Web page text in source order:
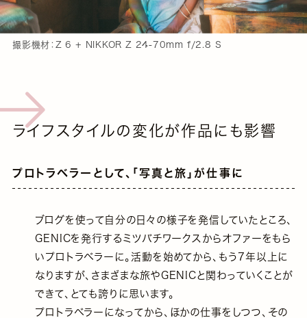
撮影機材：Z 6 + NIKKOR Z 24-70mm f/2.8 S
ライフスタイルの変化が作品にも影響
プロトラベラーとして、「写真と旅」が仕事に
ブログを使って自分の日々の様子を発信していたところ、
GENICを発行するミツバチワークスからオファーをもら
いプロトラベラーに。活動を始めてから、もう7年以上に
なりますが、さまざまな旅やGENICと関わっていくことが
できて、とても誇りに思います。
プロトラベラーになってから、ほかの仕事をしつつ、その